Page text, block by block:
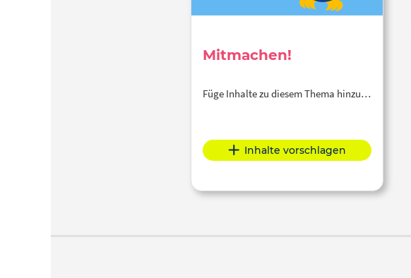
Mitmachen!
Füge Inhalte zu diesem Thema hinzu…
Inhalte vorschlagen